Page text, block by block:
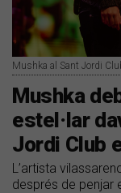
Mushka al Sant Jordi
Mushka
estel·lar
Jordi Club
L’artista
després de penjar